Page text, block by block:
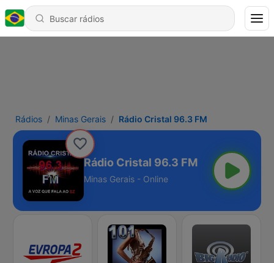
Rádios Minas Gerais Rádio Cristal 96.3 FM
Rádio Cristal 96.3 FM
Minas Gerais - Online